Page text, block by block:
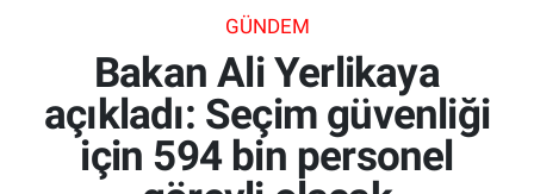
GÜNDEM
Bakan Ali Yerlikaya
açıkladı: Seçim güvenliği
için 594 bin personel